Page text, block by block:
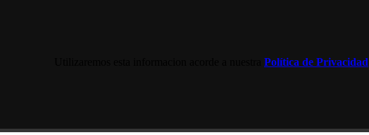
Política de Privacidad